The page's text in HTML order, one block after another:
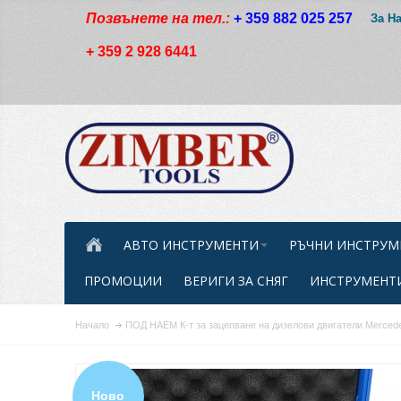
Позвънете на тел.: + 359 882 025 257
+ 359 2 928 6441
За
АВТО ИНСТРУМЕНТИ РЪЧНИ
ПРОМОЦИИ ВЕРИГИ ЗА СНЯГ
Начало ПОД НАЕМ К-т за зацепване на дизелови двигатели
Ново